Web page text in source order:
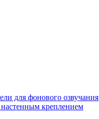
для фонового озвучания
креплением